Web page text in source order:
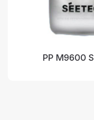
PP M9600 SEETEC